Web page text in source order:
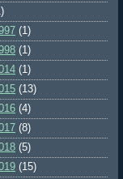
(1)
(1)
(1)
(13)
(4)
(8)
(5)
(15)